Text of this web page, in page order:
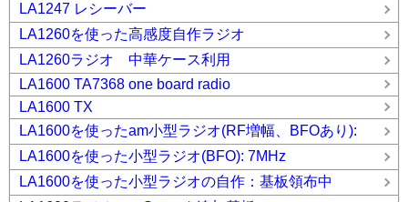
LA1247 レシーバー
LA1260を使った高感度自作ラジオ
LA1260ラジオ 中華ケース利用
LA1600 TA7368 one board radio
LA1600 TX
LA1600を使ったam小型ラジオ(RF増幅、BFOあり):
LA1600を使った小型ラジオ(BFO): 7MHz
LA1600を使った小型ラジオの自作：基板領布中